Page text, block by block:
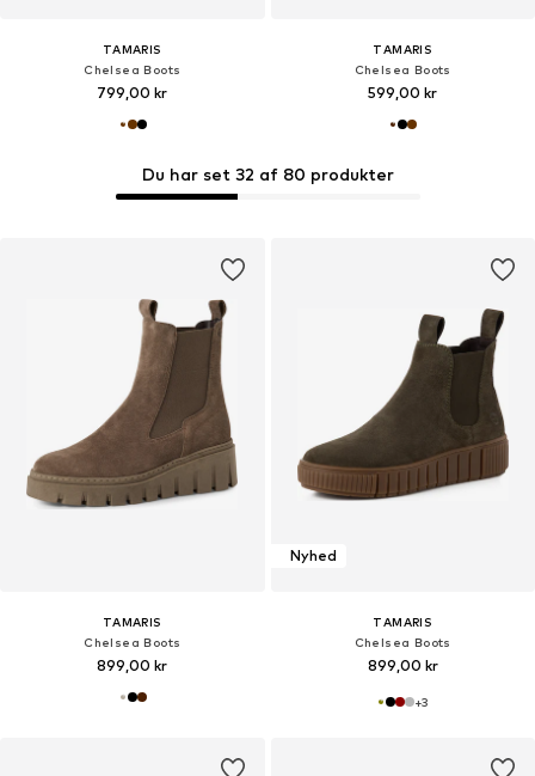
TAMARIS
Chelsea Boots
799,00 kr
TAMARIS
Chelsea Boots
599,00 kr
Du har set 32 af 80 produkter
TAMARIS
Chelsea Boots
899,00 kr
Nyhed
TAMARIS
Chelsea Boots
899,00 kr
+3